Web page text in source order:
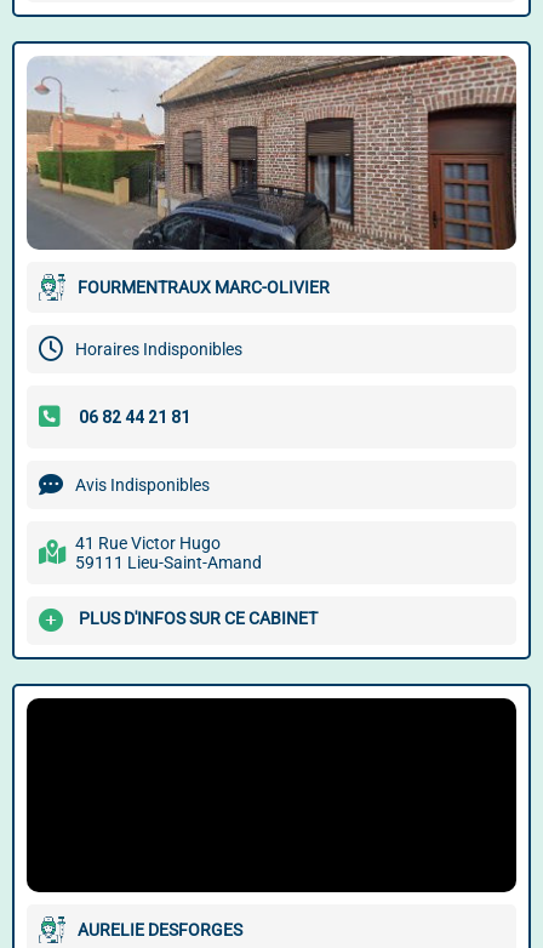
FOURMENTRAUX MARC-OLIVIER
Horaires Indisponibles
Avis Indisponibles
41 Rue Victor Hugo
59111 Lieu-Saint-Amand
PLUS D'INFOS SUR CE CABINET
AURELIE DESFORGES